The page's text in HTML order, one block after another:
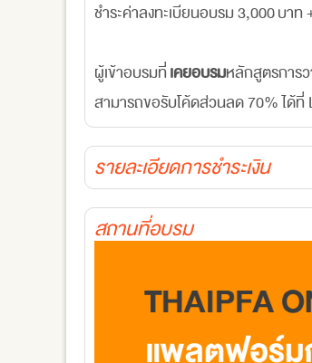
ชำระค่าลงทะเบียนอบรม 3,000 บา
ผู้เข้าอบรมที่เคยอบรมหลักสูตรการว
สามารถขอรับโค้ดส่วนลด 70% ได้
รายละเอียดการชำระเงิน
สถานที่อบรม